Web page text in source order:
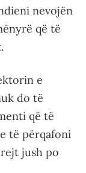
nevojën
që të
e
do të
që të
të përqafoni
jush po